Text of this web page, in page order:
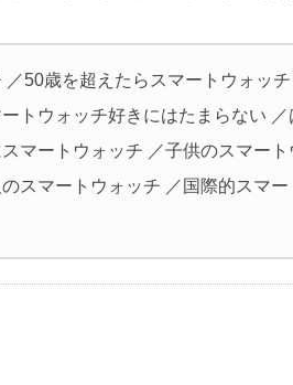
50歳を超えたらスマートウォッ
トウォッチ好きにはたまらない
マートウォッチ ／子供のスマー
スマートウォッチ ／国際的スマ